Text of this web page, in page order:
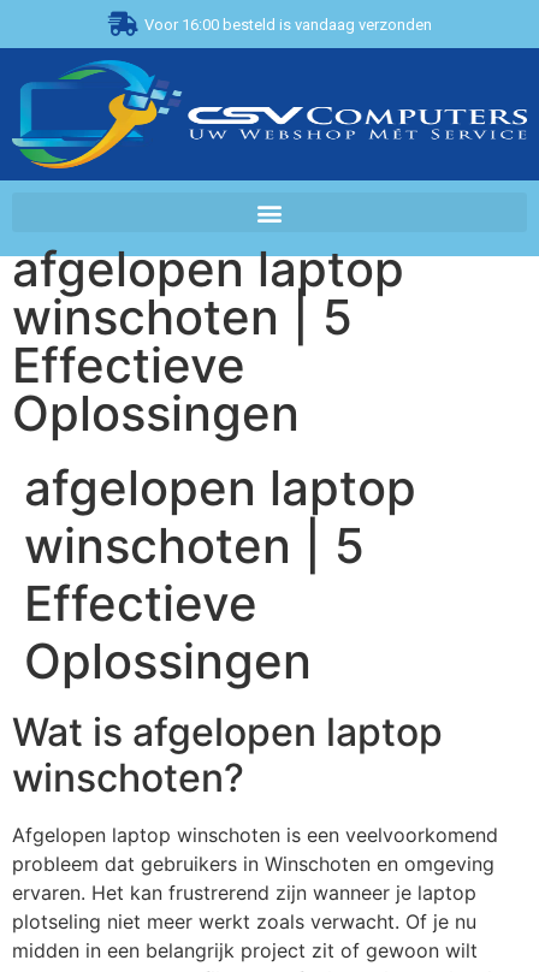
Voor 16:00 besteld is vandaag verzonden
afgelopen laptop
winschoten | 5
Effectieve
Oplossingen
afgelopen laptop
winschoten | 5
Effectieve
Oplossingen
Wat is afgelopen laptop
winschoten?
Afgelopen laptop winschoten is een veelvoorkomend
probleem dat gebruikers in Winschoten en omgeving
ervaren. Het kan frustrerend zijn wanneer je laptop
plotseling niet meer werkt zoals verwacht. Of je nu
midden in een belangrijk project zit of gewoon wilt